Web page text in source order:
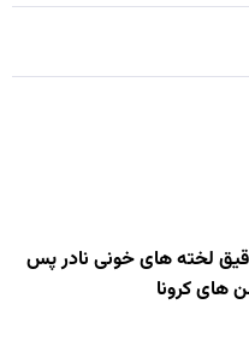
لخته های خونی نادر پس
های کرونا